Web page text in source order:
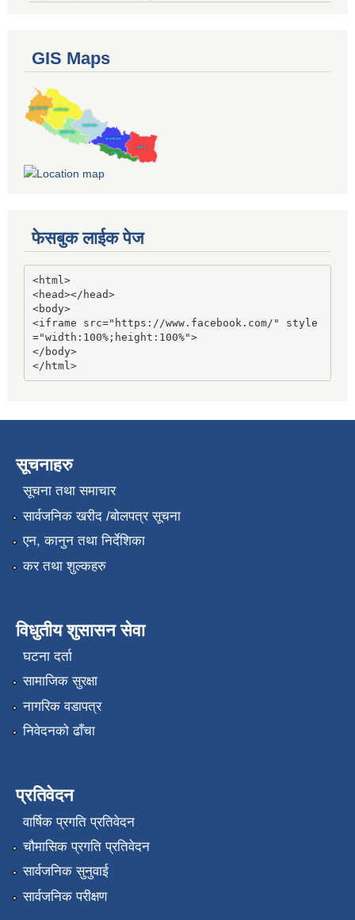
GIS Maps
फेसबुक लाईक पेज
<html>
<head></head>
<body>
<iframe src="https://www.facebook.com/" style
="width:100%;height:100%">
</body>
</html>
सूचनाहरु
सूचना तथा समाचार
सार्वजनिक खरीद /बोलपत्र सूचना
एन, कानुन तथा निर्देशिका
कर तथा शुल्कहरु
विधुतीय शुसासन सेवा
घटना दर्ता
सामाजिक सुरक्षा
नागरिक वडापत्र
निवेदनको ढाँचा
प्रतिवेदन
वार्षिक प्रगति प्रतिवेदन
चौमासिक प्रगति प्रतिवेदन
सार्वजनिक सुनुवाई
सार्वजनिक परीक्षण